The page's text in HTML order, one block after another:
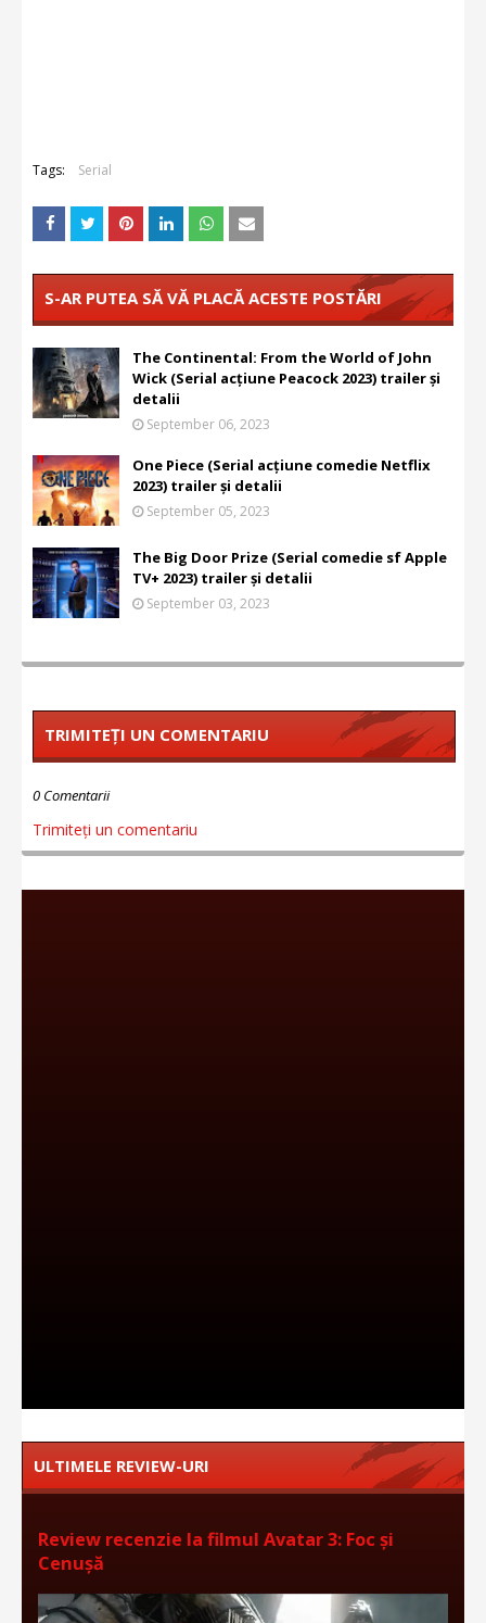
Tags: Serial
S-AR PUTEA SĂ VĂ PLACĂ ACESTE POSTĂRI
The Continental: From the World of John
Wick (Serial acțiune Peacock 2023) trailer și
detalii
September 06, 2023
One Piece (Serial acțiune comedie Netflix
2023) trailer și detalii
September 05, 2023
The Big Door Prize (Serial comedie sf Apple
TV+ 2023) trailer și detalii
September 03, 2023
TRIMITEȚI UN COMENTARIU
0 Comentarii
Trimiteți un comentariu
ULTIMELE REVIEW-URI
Review recenzie la filmul Avatar 3: Foc și
Cenușă